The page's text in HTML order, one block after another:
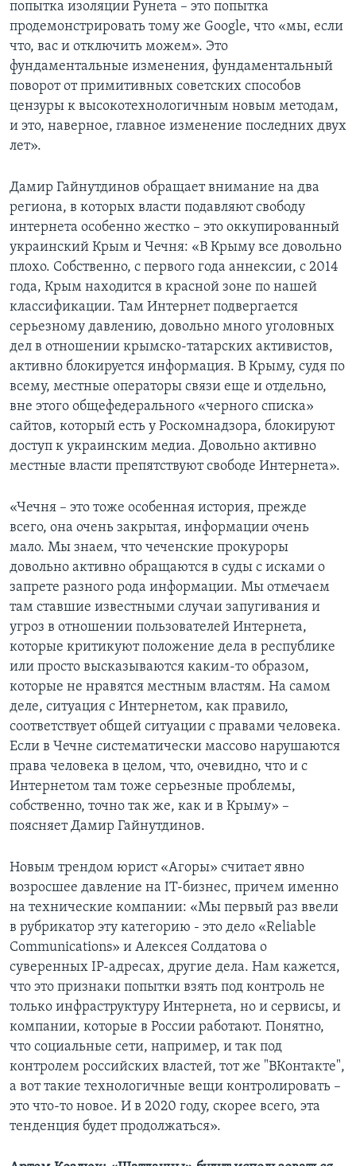
попытка изоляции Рунета – это попытка
продемонстрировать тому же Google, что «мы, если
что, вас и отключить можем». Это
фундаментальные изменения, фундаментальный
поворот от примитивных советских способов
цензуры к высокотехнологичным новым методам,
и это, наверное, главное изменение последних двух
лет».
Дамир Гайнутдинов обращает внимание на два
региона, в которых власти подавляют свободу
интернета особенно жестко – это оккупированный
украинский Крым и Чечня: «В Крыму все довольно
плохо. Собственно, с первого года аннексии, с 2014
года, Крым находится в красной зоне по нашей
классификации. Там Интернет подвергается
серьезному давлению, довольно много уголовных
дел в отношении крымско-татарских активистов,
активно блокируется информация. В Крыму, судя по
всему, местные операторы связи еще и отдельно,
вне этого общефедерального «черного списка»
сайтов, который есть у Роскомнадзора, блокируют
доступ к украинским медиа. Довольно активно
местные власти препятствуют свободе Интернета».
«Чечня – это тоже особенная история, прежде
всего, она очень закрытая, информации очень
мало. Мы знаем, что чеченские прокуроры
довольно активно обращаются в суды с исками о
запрете разного рода информации. Мы отмечаем
там ставшие известными случаи запугивания и
угроз в отношении пользователей Интернета,
которые критикуют положение дела в республике
или просто высказываются каким-то образом,
которые не нравятся местным властям. На самом
деле, ситуация с Интернетом, как правило,
соответствует общей ситуации с правами человека.
Если в Чечне систематически массово нарушаются
права человека в целом, что, очевидно, что и с
Интернетом там тоже серьезные проблемы,
собственно, точно так же, как и в Крыму» –
поясняет Дамир Гайнутдинов.
Новым трендом юрист «Агоры» считает явно
возросшее давление на IT-бизнес, причем именно
на технические компании: «Мы первый раз ввели
в рубрикатор эту категорию - это дело «Reliable
Communications» и Алексея Солдатова о
суверенных IP-адресах, другие дела. Нам кажется,
что это признаки попытки взять под контроль не
только инфраструктуру Интернета, но и сервисы, и
компании, которые в России работают. Понятно,
что социальные сети, например, и так под
контролем российских властей, тот же "ВКонтакте",
а вот такие технологичные вещи контролировать –
это что-то новое. И в 2020 году, скорее всего, эта
тенденция будет продолжаться».